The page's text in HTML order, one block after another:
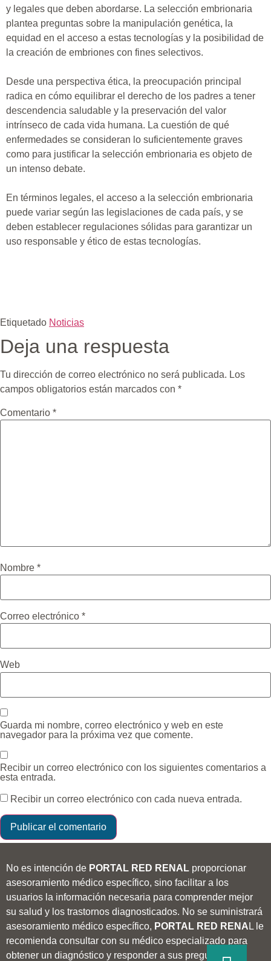
y legales que deben abordarse. La selección embrionaria
plantea preguntas sobre la manipulación genética, la
equidad en el acceso a estas tecnologías y la posibilidad de
la creación de embriones con fines selectivos.
Desde una perspectiva ética, la preocupación principal
radica en cómo equilibrar el derecho de los padres a tener
descendencia saludable y la preservación del valor
intrínseco de cada vida humana. La cuestión de qué
enfermedades se consideran lo suficientemente graves
como para justificar la selección embrionaria es objeto de
un intenso debate.
En términos legales, el acceso a la selección embrionaria
puede variar según las legislaciones de cada país, y se
deben establecer regulaciones sólidas para garantizar un
uso responsable y ético de estas tecnologías.
Etiquetado Noticias
Deja una respuesta
Tu dirección de correo electrónico no será publicada. Los
campos obligatorios están marcados con *
Comentario *
Nombre *
Correo electrónico *
Web
Guarda mi nombre, correo electrónico y web en este
navegador para la próxima vez que comente.
Recibir un correo electrónico con los siguientes comentarios a
esta entrada.
Recibir un correo electrónico con cada nueva entrada.
No es intención de PORTAL RED RENAL proporcionar
asesoramiento médico específico, sino facilitar a los
usuarios la información necesaria para comprender mejor
su salud y los trastornos diagnosticados. No se suministrará
asesoramiento médico específico, PORTAL RED RENA L le
recomienda consultar con su médico especializado para
obtener un diagnóstico y responder a sus preguntas.